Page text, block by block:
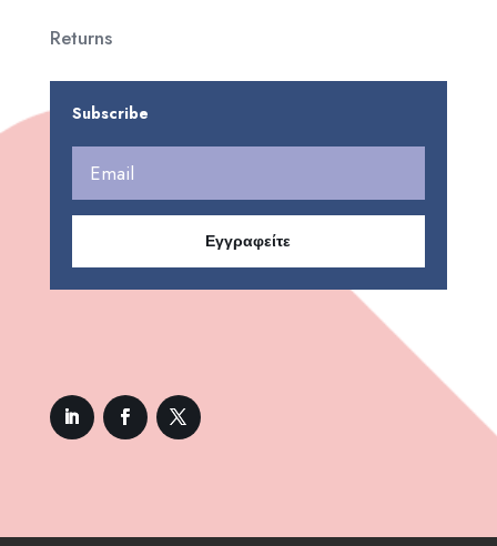
Returns
Subscribe
Εγγραφείτε